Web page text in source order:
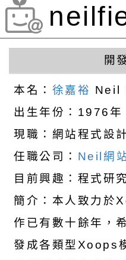
徐嘉
開
本名： 徐嘉裕 Neil
出生年份：1976年
現職：網站程式設
任職公司： Neil網
目前興趣：程式研
簡介：本人致力於
作已有數十餘年，
發成各類型Xoops